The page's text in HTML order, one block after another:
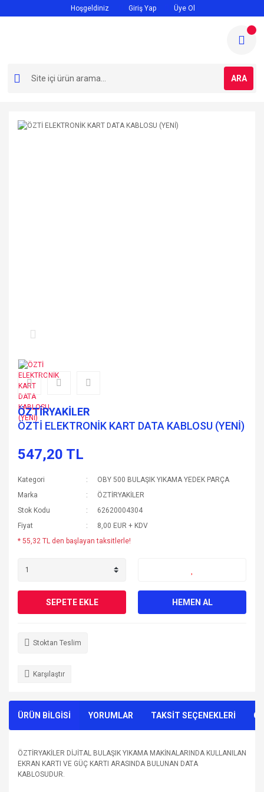
Hoşgeldiniz Giriş Yap Üye Ol
ARA
ÖZTİRYAKİLER
ÖZTİ ELEKTRONİK KART DATA KABLOSU (YENİ)
547,20 TL
Kategori
OBY 500 BULAŞIK YIKAMA YEDEK PARÇA
Marka
ÖZTİRYAKİLER
Stok Kodu
62620004304
Fiyat
8,00 EUR + KDV
* 55,32 TL den başlayan taksitlerle!
SEPETE EKLE HEMEN AL
Stoktan Teslim
Karşılaştır
ÜRÜN BİLGİSİ YORUMLAR TAKSİT SEÇENEKLERİ
ÖZTİRYAKİLER DİJİTAL BULAŞIK YIKAMA MAKİNALARINDA KULLANILAN
EKRAN KARTI VE GÜÇ KARTI ARASINDA BULUNAN DATA
KABLOSUDUR.